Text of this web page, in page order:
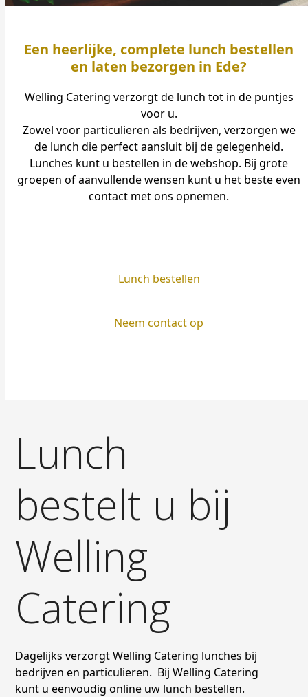
Een heerlijke, complete lunch bestellen
en laten bezorgen in Ede?
Welling Catering verzorgt de lunch tot in de puntjes
voor u.
Zowel voor particulieren als bedrijven, verzorgen we
de lunch die perfect aansluit bij de gelegenheid.
Lunches kunt u bestellen in de webshop. Bij grote
groepen of aanvullende wensen kunt u het beste even
contact met ons opnemen.
Lunch bestellen
Neem contact op
Lunch
bestelt u bij
Welling
Catering
Dagelijks verzorgt Welling Catering lunches bij
bedrijven en particulieren. Bij Welling Catering
kunt u eenvoudig online uw lunch bestellen.